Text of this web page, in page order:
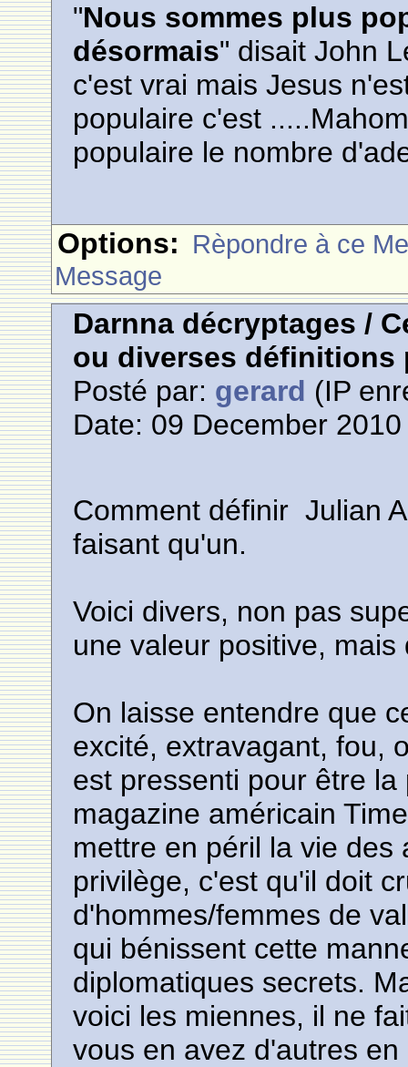
"Nous sommes plus
désormais" disait John
c'est vrai mais Jesus
populaire c'est
populaire le nombre
Options: Rèpondre à ce
Message
Darnna décryptages /
ou diverses définitions
Posté par: gerard (IP
Date: 09 December
Comment définir Julian
faisant qu'un.
Voici divers, non pas
une valeur positive,
On laisse entendre que
excité, extravagant, fou,
est pressenti pour être
magazine américain
mettre en péril la vie
privilège, c'est qu'il doit
d'hommes/femmes de
qui bénissent cette
diplomatiques secrets.
voici les miennes, il ne
vous en avez d'autres